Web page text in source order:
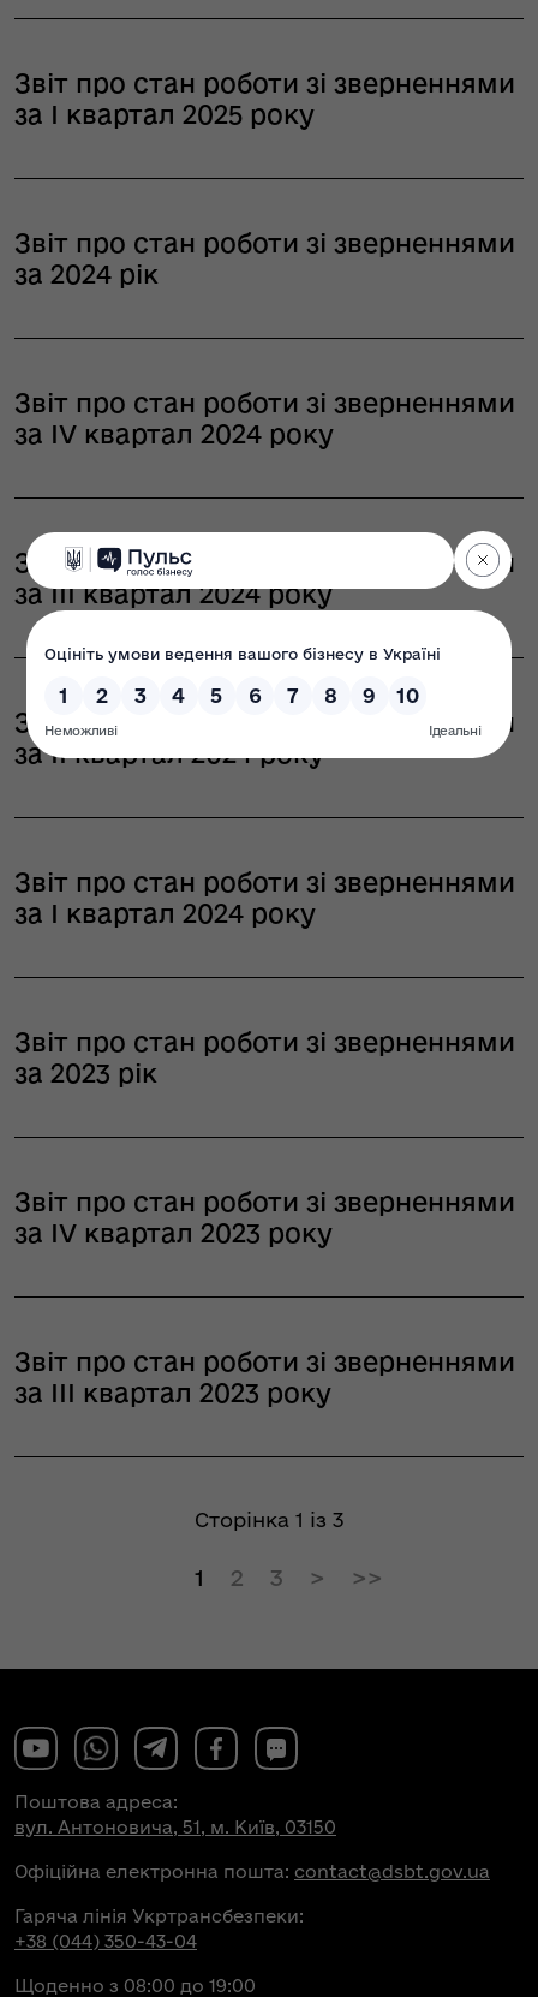
Звіт про стан роботи зі зверненнями
за І квартал 2025 року
Звіт про стан роботи зі зверненнями
за 2024 рік
Звіт про стан роботи зі зверненнями
за ІV квартал 2024 року
Звіт про стан роботи зі зверненнями
за ІІI квартал 2024 року
Звіт про стан роботи зі зверненнями
за ІІ квартал 2024 року
Звіт про стан роботи зі зверненнями
за І квартал 2024 року
Звіт про стан роботи зі зверненнями
за 2023 рік
Звіт про стан роботи зі зверненнями
за ІV квартал 2023 року
Звіт про стан роботи зі зверненнями
за ІІI квартал 2023 року
Сторінка 1 із 3
1 2 3
Поштова адреса:
вул. Антоновича, 51, м. Київ, 03150
Офіційна електронна пошта: contact@dsbt.gov.ua
Гаряча лінія Укртрансбезпеки:
+38 (044) 350-43-04
Щоденно з 08:00 до 19:00